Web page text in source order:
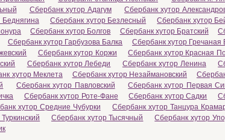
Сбербанк хутор Адагум
Сбербанк хутор
Беднягина Сбербанк хутор Безлесный
Сбербанк хутор
Сбербанк хутор Болгов Сбербанк хутор Братский
Сбербанк хутор Гарбузова Балка
Сбербанк хутор Гречаная
Сбербанк хутор Коржи
Сбербанк хутор Красная
Сбербанк хутор Лебеди Сбербанк хутор Ленина
хутор Меклета Сбербанк хутор Незаймановский
Сбербанк хутор Павловский
Сбербанк хутор Первая
Сбербанк хутор Роте-Фане Сбербанк хутор Садки
хутор Средние Чубурки
Сбербанк хутор Танцура
Сбербанк хутор Тысячный
Сбербанк хутор